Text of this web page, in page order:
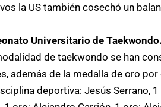
la US también cosechó un
Universitario de Taekwondo.
de taekwondo se han
además de la medalla de oro
deportiva: Jesús Serrano,